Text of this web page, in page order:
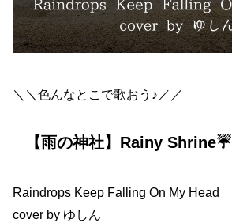
＼＼色んなとこで歌おう♪／／
【雨の神社】Rainy Shrine☔️
Raindrops Keep Falling On My Head
cover by ゆしん